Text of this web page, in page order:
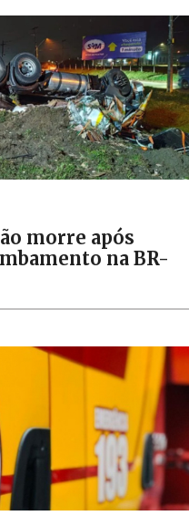
morre após
na BR-